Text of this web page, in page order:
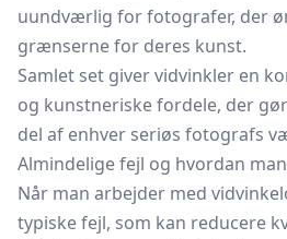
uundværlig for fotografer, der
grænserne for deres kunst.
Samlet set giver vidvinkler en
og kunstneriske fordele, der
del af enhver seriøs fotografs
Almindelige fejl og hvordan
Når man arbejder med
typiske fejl, som kan reducere